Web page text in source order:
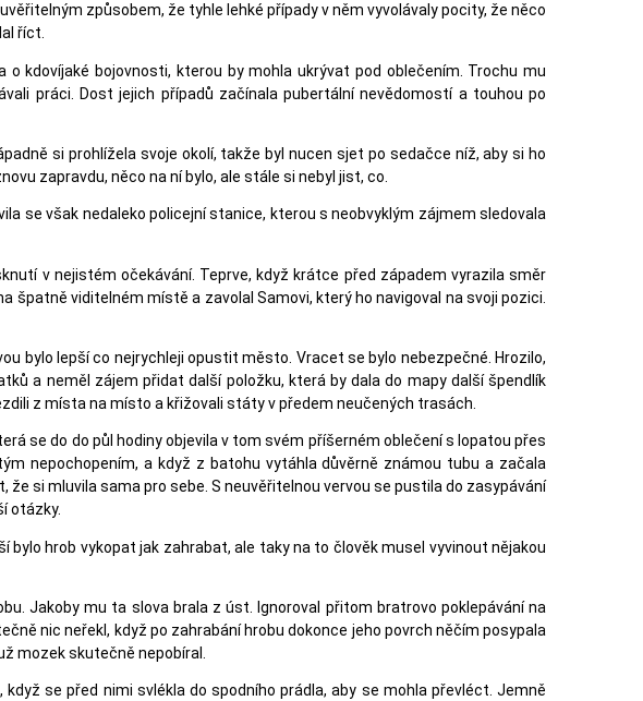
způsobem, že tyhle lehké případy v něm vyvolávaly pocity, že něco
říct.
kdovíjaké bojovnosti, kterou by mohla ukrývat pod oblečením. Trochu mu
práci. Dost jejich případů začínala pubertální nevědomostí a touhou po
si prohlížela svoje okolí, takže byl nucen sjet po sedačce níž, aby si ho
zapravdu, něco na ní bylo, ale stále si nebyl jist, co.
se však nedaleko policejní stanice, kterou s neobvyklým zájmem sledovala
v nejistém očekávání. Teprve, když krátce před západem vyrazila směr
viditelném místě a zavolal Samovi, který ho navigoval na svoji pozici.
bylo lepší co nejrychleji opustit město. Vracet se bylo nebezpečné. Hrozilo,
a neměl zájem přidat další položku, která by dala do mapy další špendlík
z místa na místo a křižovali státy v předem neučených trasách.
se do do půl hodiny objevila v tom svém příšerném oblečení s lopatou přes
nepochopením, a když z batohu vytáhla důvěrně známou tubu a začala
si mluvila sama pro sebe. S neuvěřitelnou vervou se pustila do zasypávání
otázky.
hrob vykopat jak zahrabat, ale taky na to člověk musel vyvinout nějakou
Jakoby mu ta slova brala z úst. Ignoroval přitom bratrovo poklepávání na
nic neřekl, když po zahrabání hrobu dokonce jeho povrch něčím posypala
mozek skutečně nepobíral.
se před nimi svlékla do spodního prádla, aby se mohla převléct. Jemně